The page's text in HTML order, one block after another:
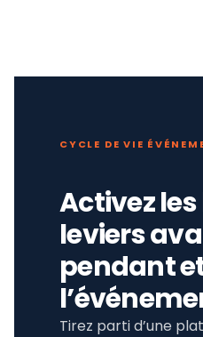
CYCLE DE VIE
Activez
leviers
pendant
Tirez parti d’une